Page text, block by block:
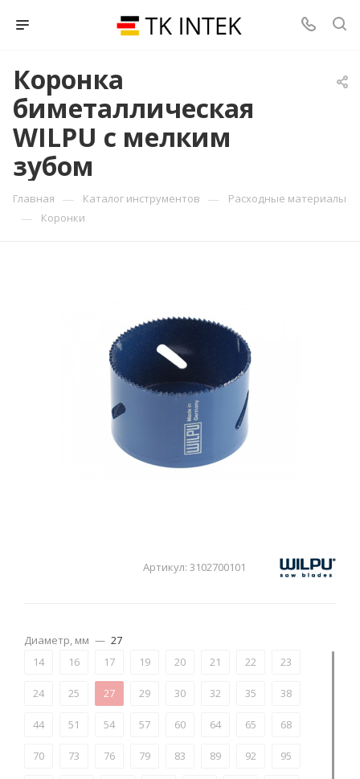
Коронка
биметаллическая
WILPU с мелким
зубом
Главная — Каталог инструментов — Расходные материалы
— Коронки
Артикул: 3102700101
Диаметр, мм — 27
14
16 17 19 20 21 22 23
24 25 27 29 30 32 35 38
44 51 54 57 60 64 65 68
70 73 76 79 83 89 92 95